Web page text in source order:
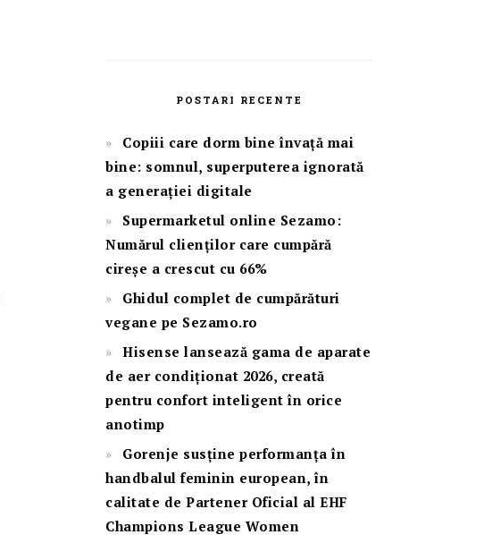
POSTARI RECENTE
Copiii care dorm bine învață mai
bine: somnul, superputerea ignorată
a generației digitale
Supermarketul online Sezamo:
Numărul clienților care cumpără
cireșe a crescut cu 66%
Ghidul complet de cumpărături
vegane pe Sezamo.ro
Hisense lansează gama de aparate
de aer condiționat 2026, creată
pentru confort inteligent în orice
anotimp
Gorenje susține performanța în
handbalul feminin european, în
calitate de Partener Oficial al EHF
Champions League Women